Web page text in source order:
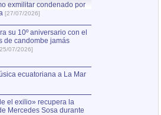
exmilitar condenado por
[27/07/2026]
su 10º aniversario con el
de candombe jamás
07/2026]
ecuatoriana a La Mar
el exilio» recupera la
Mercedes Sosa durante